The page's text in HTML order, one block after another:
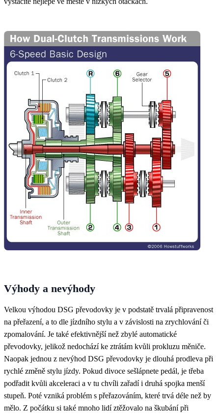
Výhody a nevýhody
Velkou výhodou DSG převodovky je v podstatě trvalá připravenost
na přeřazení, a to dle jízdního stylu a v závislosti na zrychlování či
zpomalování. Je také efektivnější než zbylé automatické
převodovky, jelikož nedochází ke ztrátám kvůli prokluzu měniče.
Naopak jednou z nevýhod DSG převodovky je dlouhá prodleva při
rychlé změně stylu jízdy. Pokud divoce sešlápnete pedál, je třeba
podřadit kvůli akceleraci a v tu chvíli zařadí i druhá spojka menší
stupeň. Poté vzniká problém s přeřazováním, které trvá déle než by
mělo. Z počátku si také mnoho lidí ztěžovalo na škubání při